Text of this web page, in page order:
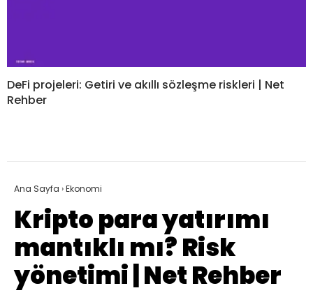
DeFi projeleri: Getiri ve akıllı sözleşme riskleri | Net
Rehber
Ana Sayfa ›Ekonomi
Kripto para yatırımı
mantıklı mı? Risk
yönetimi | Net Rehber